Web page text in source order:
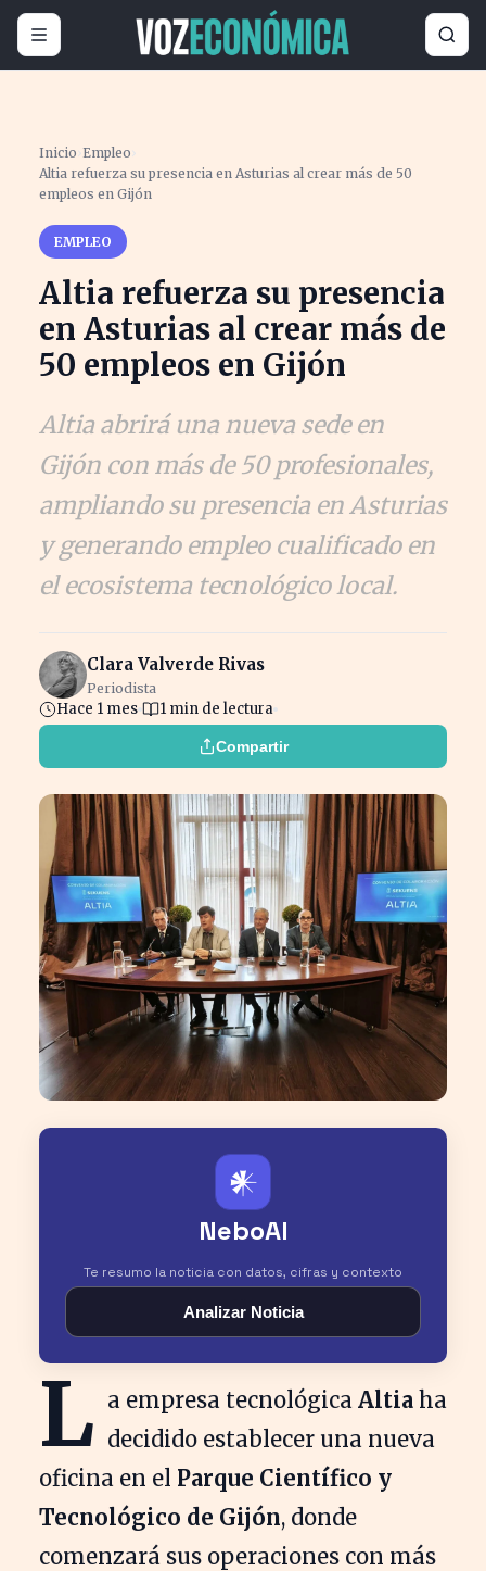
Inicio ›Empleo ›
Altia refuerza su presencia en Asturias al crear más de 50
empleos en Gijón
EMPLEO
Altia refuerza su presencia
en Asturias al crear más de
50 empleos en Gijón
Altia abrirá una nueva sede en
Gijón con más de 50 profesionales,
ampliando su presencia en Asturias
y generando empleo cualificado en
el ecosistema tecnológico local.
Clara Valverde Rivas
Periodista
Hace 1 mes 1 min de lectura
Compartir
𒀭
NeboAI
Te resumo la noticia con datos, cifras y contexto
Analizar Noticia
L a empresa tecnológica Altia ha
decidido establecer una nueva
oficina en el Parque Científico y
Tecnológico de Gijón, donde
comenzará sus operaciones con más